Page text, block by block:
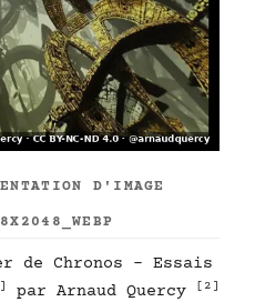
D'IMAGE
de Chronos - Essais
par Arnaud Quercy [2]